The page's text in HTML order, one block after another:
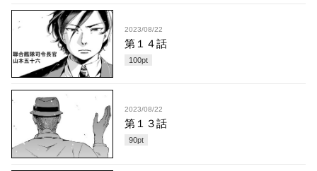
2023/08/22
第１４話
100pt
2023/08/22
第１３話
90pt